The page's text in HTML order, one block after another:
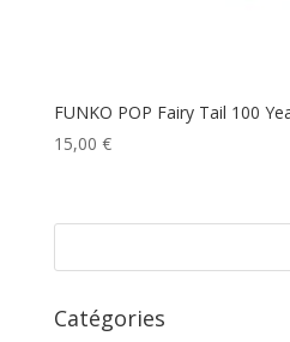
FUNKO POP Fairy Tail 100
15,00 €
Catégories